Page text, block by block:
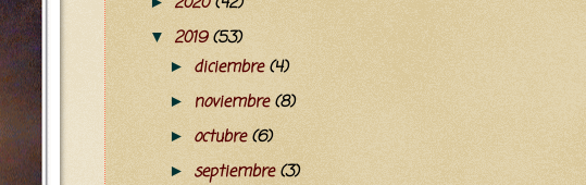
▼ 2019(53)
► diciembre(4)
► noviembre(8)
► octubre(6)
► septiembre(3)